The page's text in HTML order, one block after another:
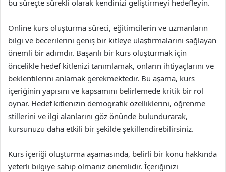
bu süreçte sürekli olarak kendinizi geliştirmeyi hedefleyin.
Online kurs oluşturma süreci, eğitimcilerin ve uzmanların
bilgi ve becerilerini geniş bir kitleye ulaştırmalarını sağlayan
önemli bir adımdır. Başarılı bir kurs oluşturmak için
öncelikle hedef kitlenizi tanımlamak, onların ihtiyaçlarını ve
beklentilerini anlamak gerekmektedir. Bu aşama, kurs
içeriğinin yapısını ve kapsamını belirlemede kritik bir rol
oynar. Hedef kitlenizin demografik özelliklerini, öğrenme
stillerini ve ilgi alanlarını göz önünde bulundurarak,
kursunuzu daha etkili bir şekilde şekillendirebilirsiniz.
Kurs içeriği oluşturma aşamasında, belirli bir konu hakkında
yeterli bilgiye sahip olmanız önemlidir. İçeriğinizi